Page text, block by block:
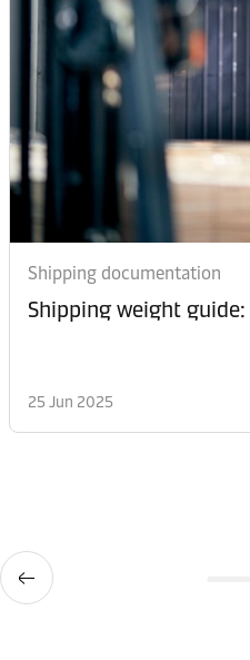
Shipping documentation
Shipping weight
25 Jun 2025